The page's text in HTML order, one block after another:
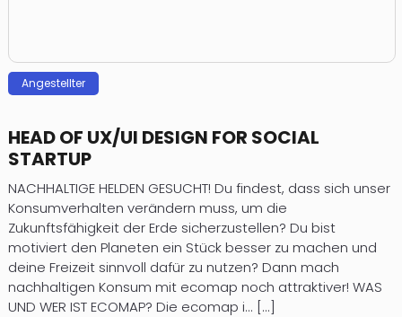
Angestellter
HEAD OF UX/UI DESIGN FOR SOCIAL
STARTUP
NACHHALTIGE HELDEN GESUCHT! Du findest, dass sich unser
Konsumverhalten verändern muss, um die
Zukunftsfähigkeit der Erde sicherzustellen? Du bist
motiviert den Planeten ein Stück besser zu machen und
deine Freizeit sinnvoll dafür zu nutzen? Dann mach
nachhaltigen Konsum mit ecomap noch attraktiver! WAS
UND WER IST ECOMAP? Die ecomap i... [...]